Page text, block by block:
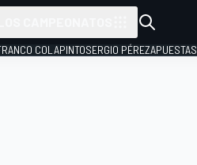
COLAPINTOSERGIO PÉREZAPUESTAS